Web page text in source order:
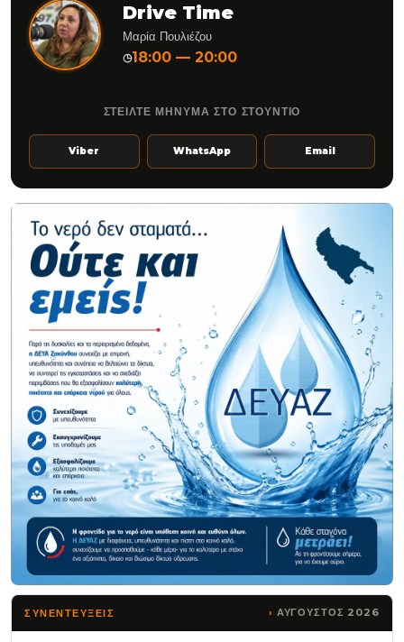
Drive Time
Μαρία Πουλιέζου
◷18:00 — 20:00
ΣΤΕΙΛΤΕ ΜΗΝΥΜΑ ΣΤΟ ΣΤΟΥΝΤΙΟ
Viber WhatsApp Email
ΣΥΝΕΝΤΕΥΞΕΙΣ ΑΥΓΟΥΣΤΟΣ 2026